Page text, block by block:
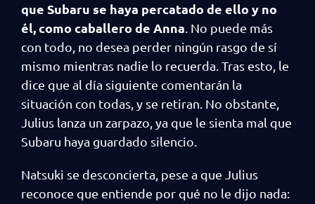
que Subaru se haya percatado de ello y no
él, como caballero de Anna . No puede más
con todo, no desea perder ningún rasgo de sí
mismo mientras nadie lo recuerda. Tras esto, le
dice que al día siguiente comentarán la
situación con todas, y se retiran. No obstante,
Julius lanza un zarpazo, ya que le sienta mal que
Subaru haya guardado silencio.
Natsuki se desconcierta, pese a que Julius
reconoce que entiende por qué no le dijo nada: